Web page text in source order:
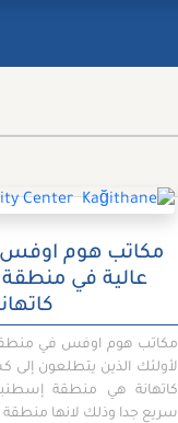
مكاتب هوم اوفس
عالية في
مكاتب هوم اوفس في
لأولئك الذين يتطلعون إلى
كاتهانة هي منطقة
سريع جدا وذلك لانها منطقة